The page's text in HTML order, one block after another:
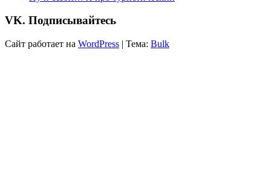
VK. Подписывайтесь
Сайт работает на WordPress | Тема: Bulk